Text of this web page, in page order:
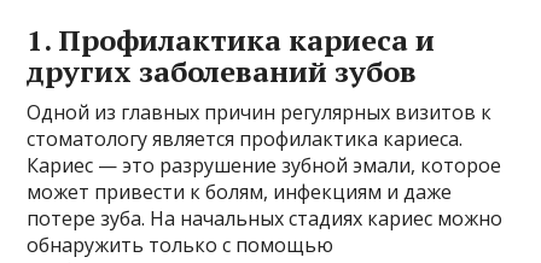
1. Профилактика кариеса и
других заболеваний зубов
Одной из главных причин регулярных визитов к
стоматологу является профилактика кариеса.
Кариес — это разрушение зубной эмали, которое
может привести к болям, инфекциям и даже
потере зуба. На начальных стадиях кариес можно
обнаружить только с помощью